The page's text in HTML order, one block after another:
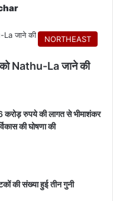
NORTHEAST
Nathu-La जाने की
रुपये की लागत से भीमाशंकर
की घोषणा की
की संख्या हुई तीन गुनी